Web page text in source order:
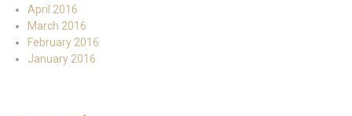
April 2016
March 2016
February 2016
January 2016